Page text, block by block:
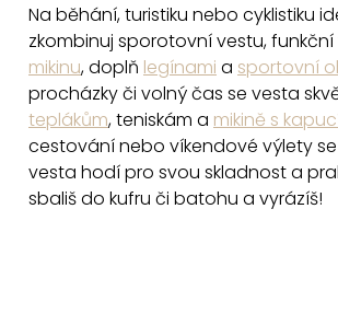
Na běhání, turistiku nebo cyklistiku
zkombinuj sporotovní vestu, f
mikinu, doplň legínami a sportovní
procházky či volný čas se vesta
teplákům, teniskám a mikině s
cestování nebo víkendové výlety
vesta hodí pro svou skladnost a
sbališ do kufru či batohu a vyrázíš!